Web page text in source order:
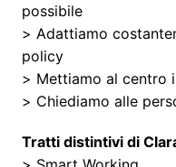
possibile
> Adattiamo
policy
> Mettiamo al centro
> Chiediamo alle
Tratti distintivi di